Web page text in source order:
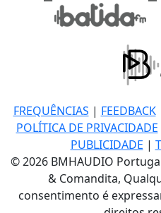
FREQUÊNCIAS | FEEDBACK
POLÍTICA DE PRIVACIDADE
PUBLICIDADE |
© 2026 BMHAUDIO
& Comandita,
consentimento é